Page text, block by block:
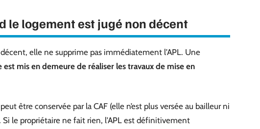
le logement est jugé non décent
elle ne supprime pas immédiatement l’APL. Une
mis en demeure de réaliser les travaux de mise en
être conservée par la CAF (elle n’est plus versée au bailleur ni
le propriétaire ne fait rien, l’APL est définitivement